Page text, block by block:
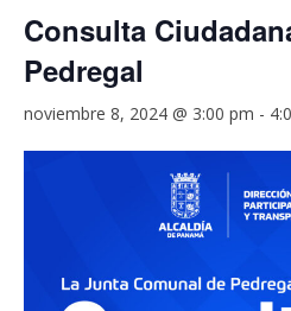
Consulta
Pedregal
noviembre 8, 2024 @ 3:00 pm -